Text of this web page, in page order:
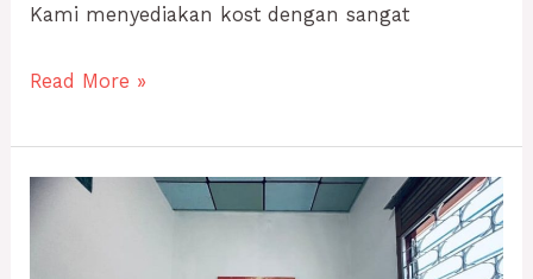
Kami menyediakan kost dengan sangat
Read More »
KOST